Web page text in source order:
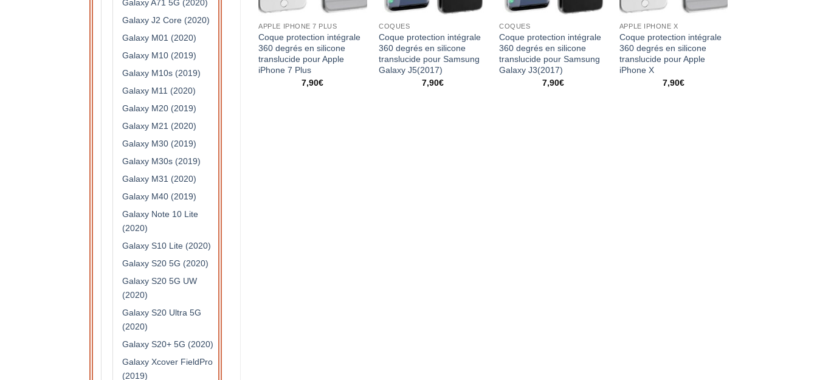
Galaxy A71 5G (2020)
Galaxy J2 Core (2020)
Galaxy M01 (2020)
Galaxy M10 (2019)
Galaxy M10s (2019)
Galaxy M11 (2020)
Galaxy M20 (2019)
Galaxy M21 (2020)
Galaxy M30 (2019)
Galaxy M30s (2019)
Galaxy M31 (2020)
Galaxy M40 (2019)
Galaxy Note 10 Lite
(2020)
Galaxy S10 Lite (2020)
Galaxy S20 5G (2020)
Galaxy S20 5G UW
(2020)
Galaxy S20 Ultra 5G
(2020)
Galaxy S20+ 5G (2020)
Galaxy Xcover FieldPro
(2019)
APPLE IPHONE 7 PLUS
Coque protection intégrale
360 degrés en silicone
translucide pour Apple
iPhone 7 Plus
7,90€
COQUES
Coque protection intégrale
360 degrés en silicone
translucide pour Samsung
Galaxy J5(2017)
7,90€
COQUES
Coque protection intégrale
360 degrés en silicone
translucide pour Samsung
Galaxy J3(2017)
7,90€
APPLE IPHONE X
Coque protection intégrale
360 degrés en silicone
translucide pour Apple
iPhone X
7,90€
COQUES
Coque protection intégrale
translucide pour Samsung
Galaxy S6